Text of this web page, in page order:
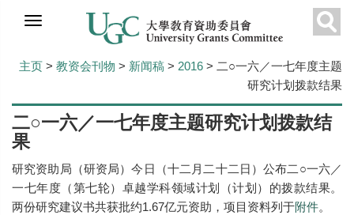
到
要
容
主页 > 教资会刊物 > 新闻稿 > 2016 > 二○一六／一七年度主题
研究计划拨款结果
二○一六／一七年度主题研究计划拨款结
果
研究资助局（研资局）今日（十二月二十二日）公布二○一六／
一七年度（第七轮）卓越学科领域计划（计划）的拨款结果。
两份研究建议书共获批约1.67亿元资助，项目资料列于附件。